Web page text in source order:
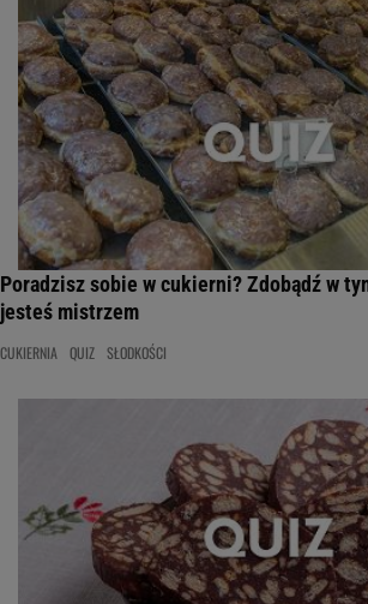
Poradzisz sobie w cukierni? Zdobądź w
jesteś mistrzem
CUKIERNIA QUIZ SŁODKOŚCI